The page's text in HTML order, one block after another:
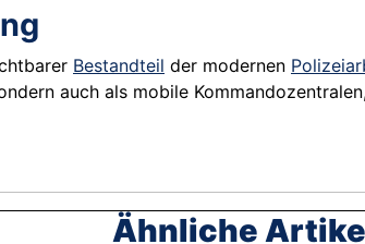
Bestandteil der modernen
auch als mobile
Ähnliche